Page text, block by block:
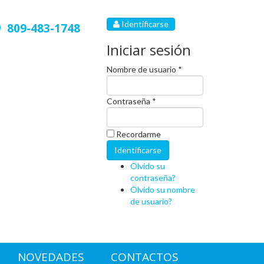
809-483-1748 Identificarse
Iniciar sesión
Nombre de usuario *
Contraseña *
Recordarme
Olvido su
contraseña?
Olvido su nombre
de usuario?
NOVEDADES CONTACTOS